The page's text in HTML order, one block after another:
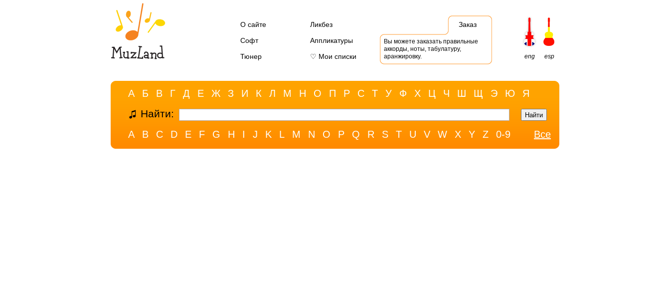
О сайте
Ликбез
Софт
Аппликатуры
Тюнер
♡ Мои списки
Заказ
Вы можете заказать правильные
аккорды, ноты, табулатуру,
аранжировку.
eng esp
А Б В Г Д Е Ж З И К Л М Н О П Р С Т У Ф Х Ц Ч Ш Щ Э Ю Я
Найти:
A B C D E F G H I J K L M N O P Q R S T U V W X Y Z 0-9 Все